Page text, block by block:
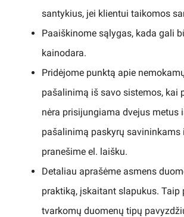
santykius, jei klientui taikomos
Paaiškinome sąlygas, kada gali
kainodara.
Pridėjome punktą apie
pašalinimą iš savo sistemos, kai
nėra prisijungiama dvejus metus
pašalinimą paskyrų savininkams
pranešime el. laišku.
Detaliau aprašėme asmens
praktiką, įskaitant slapukus. Taip
tvarkomų duomenų tipų